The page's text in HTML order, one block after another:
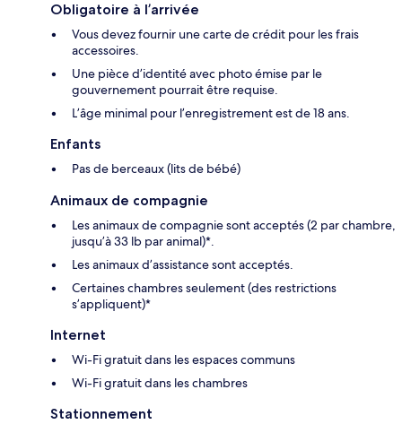
Obligatoire à l’arrivée
Vous devez fournir une carte de crédit pour les frais
accessoires.
Une pièce d’identité avec photo émise par le
gouvernement pourrait être requise.
L’âge minimal pour l’enregistrement est de 18 ans.
Enfants
Pas de berceaux (lits de bébé)
Animaux de compagnie
Les animaux de compagnie sont acceptés (2 par chambre,
jusqu’à 33 lb par animal)*.
Les animaux d’assistance sont acceptés.
Certaines chambres seulement (des restrictions
s’appliquent)*
Internet
Wi-Fi gratuit dans les espaces communs
Wi-Fi gratuit dans les chambres
Stationnement